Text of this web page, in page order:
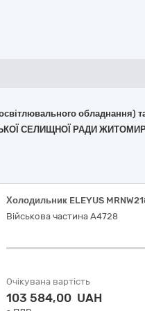
освітлювального обладнання)
СЕЛИЩНОЇ РАДИ
Військова частина А4728
Очікувана вартість
103 584,00 UAH